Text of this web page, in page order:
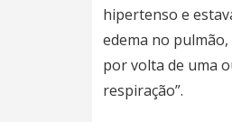
hipertenso e
edema no
por volta de uma
respiração”.